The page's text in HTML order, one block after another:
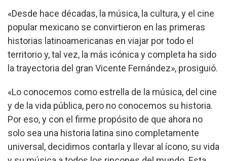
«Desde hace décadas, la música, la cultura, y el cine
popular mexicano se convirtieron en las primeras
historias latinoamericanas en viajar por todo el
territorio y, tal vez, la más icónica y completa ha sido
la trayectoria del gran Vicente Fernández», prosiguió.
«Lo conocemos como estrella de la música, del cine
y de la vida pública, pero no conocemos su historia.
Por eso, y con el firme propósito de que ahora no
solo sea una historia latina sino completamente
universal, decidimos contarla y llevar al ícono, su vida